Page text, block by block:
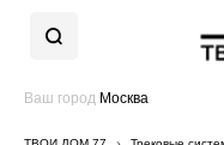
Ваш город Москва